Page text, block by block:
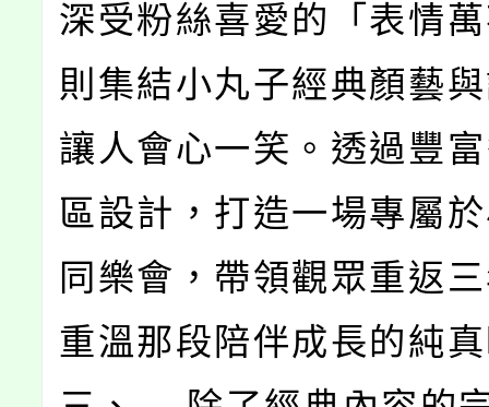
深受粉絲喜愛的「表情
則集結小丸子經典顏藝
讓人會心一笑。透過豐
區設計，打造一場專屬
同樂會，帶領觀眾重返
重溫那段陪伴成長的純